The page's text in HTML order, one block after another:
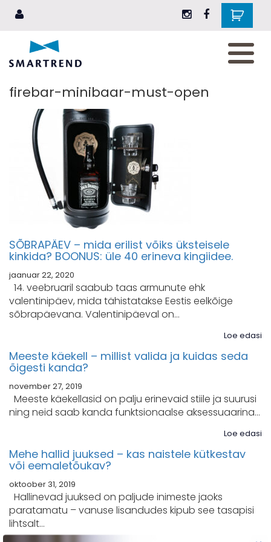
AKSESSUAARID
RIIDED
EHTED
ELUSTIIL
KINGITUSEKS
Blogi
MEESKOND
Müügitingimused
Kontakt
firebar-minibaar-must-open
SÕBRAPÄEV – mida erilist võiks üksteisele
kinkida? BOONUS: üle 40 erineva kingiidee.
jaanuar 22, 2020
14. veebruaril saabub taas armunute ehk
valentinipäev, mida tähistatakse Eestis eelkõige
sõbrapäevana. Valentinipäeval on…
Loe edasi
Meeste käekell – millist valida ja kuidas seda
õigesti kanda?
november 27, 2019
Meeste käekellasid on palju erinevaid stiile ja suurusi
ning neid saab kanda funktsionaalse aksessuaarina…
Loe edasi
Mehe hallid juuksed – kas naistele kütkestav
või eemaletõukav?
oktoober 31, 2019
Hallinevad juuksed on paljude inimeste jaoks
paratamatu – vanuse lisandudes kipub see tasapisi
lihtsalt…